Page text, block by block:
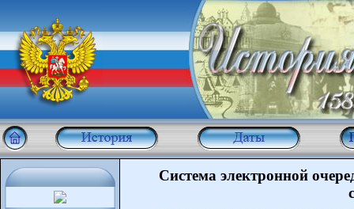
Система электронной